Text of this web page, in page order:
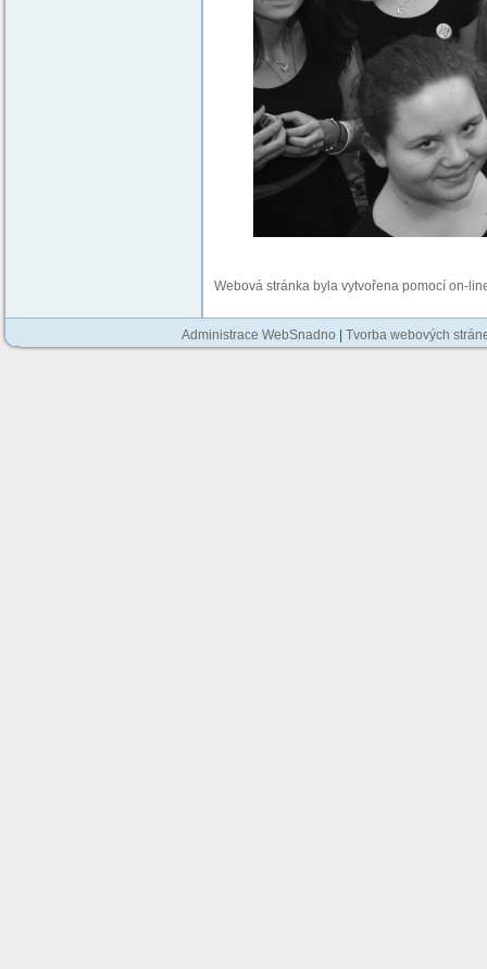
Webová stránka byla vytvořena pomocí on-
Administrace WebSnadno |Tvorba webových